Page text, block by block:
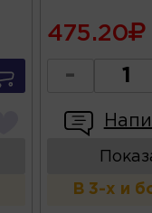
475.20
-
В 3-х и